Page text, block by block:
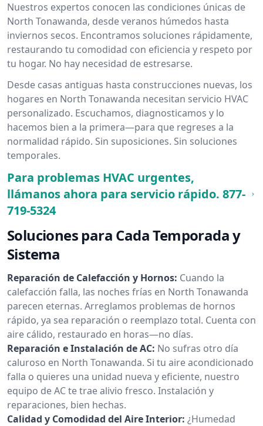
Nuestros expertos conocen las condiciones únicas de
North Tonawanda, desde veranos húmedos hasta
inviernos secos. Encontramos soluciones rápidamente,
restaurando tu comodidad con eficiencia y respeto por
tu hogar. No hay necesidad de estresarse.
Desde casas antiguas hasta construcciones nuevas, los
hogares en North Tonawanda necesitan servicio HVAC
personalizado. Escuchamos, diagnosticamos y lo
hacemos bien a la primera—para que regreses a la
normalidad rápido. Sin suposiciones. Sin soluciones
temporales.
Para problemas HVAC urgentes,
llámanos ahora para servicio rápido. 877-
719-5324
Soluciones para Cada Temporada y
Sistema
Reparación de Calefacción y Hornos: Cuando la
calefacción falla, las noches frías en North Tonawanda
parecen eternas. Arreglamos problemas de hornos
rápido, ya sea reparación o reemplazo total. Cuenta con
aire cálido, restaurado en horas—no días.
Reparación e Instalación de AC: No sufras otro día
caluroso en North Tonawanda. Si tu aire acondicionado
falla o quieres una unidad nueva y eficiente, nuestro
equipo de AC te trae alivio fresco. Instalación y
reparaciones, bien hechas.
Calidad y Comodidad del Aire Interior: ¿Humedad